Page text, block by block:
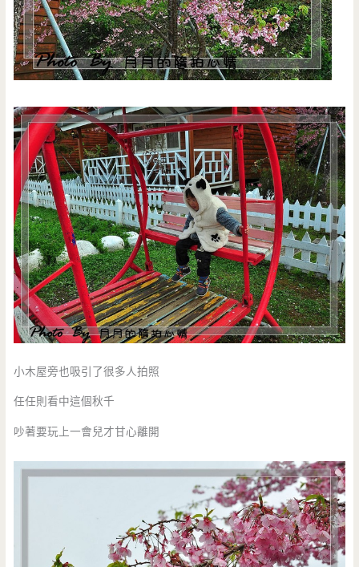
小木屋旁也吸引了很多人拍照
任任則看中這個秋千
吵著要玩上一會兒才甘心離開